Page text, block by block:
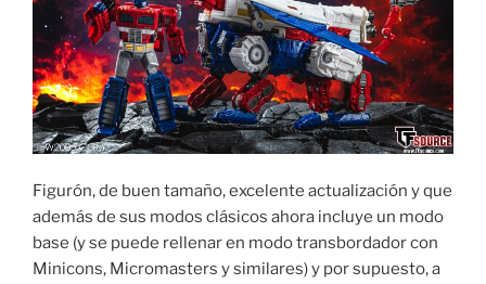
Figurón, de buen tamaño, excelente actualización y que
además de sus modos clásicos ahora incluye un modo
base (y se puede rellenar en modo transbordador con
Minicons, Micromasters y similares) y por supuesto, a